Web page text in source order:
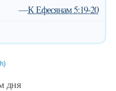
—К Ефесянам 5:19-20
дня